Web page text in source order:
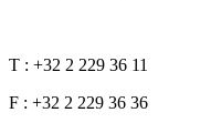
T : +32 2 229 36 11
F : +32 2 229 36 36